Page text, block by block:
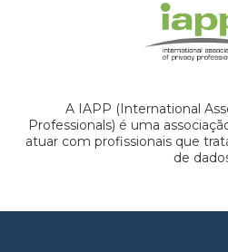
A IAPP (International
Professionals) é uma
atuar com profissionais que
de